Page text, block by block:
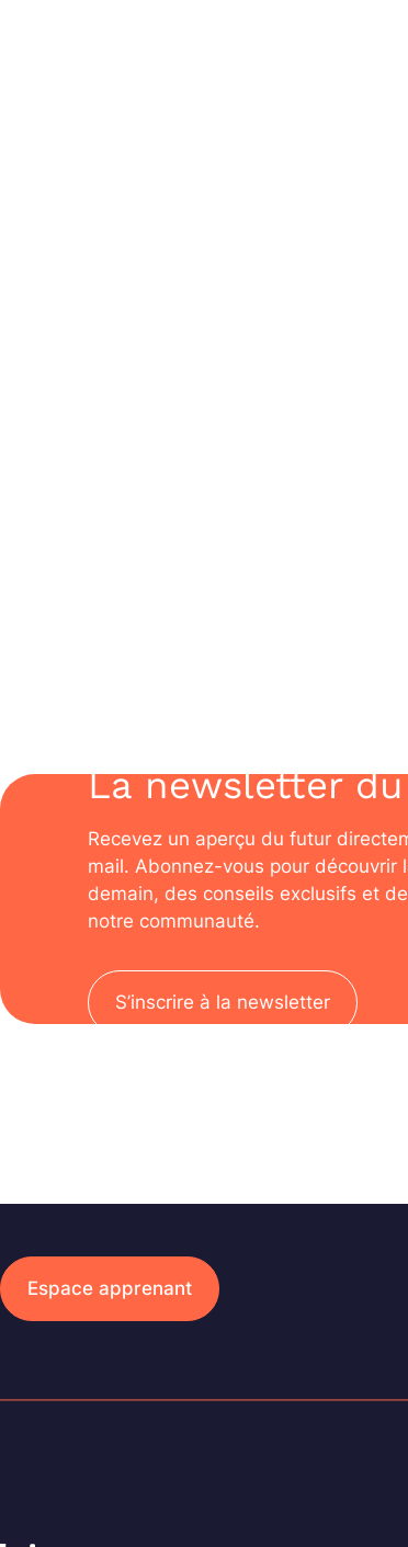
La newsletter
Recevez un aperçu du futur
mail. Abonnez-vous pour découvrir
demain, des conseils exclusifs et
notre communauté.
S’inscrire à la newsletter
Espace apprenant